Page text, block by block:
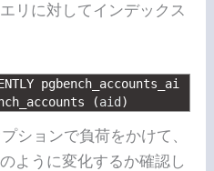
リに対してインデックス
pgbench_accounts_ai
(aid)
ションで負荷をかけて、
ように変化するか確認し